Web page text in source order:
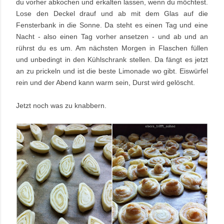
du vorher abkochen und erkalten lassen, wenn du möchtest.
Lose den Deckel drauf und ab mit dem Glas auf die
Fensterbank in die Sonne. Da steht es einen Tag und eine
Nacht - also einen Tag vorher ansetzen - und ab und an
rührst du es um. Am nächsten Morgen in Flaschen füllen
und unbedingt in den Kühlschrank stellen. Da fängt es jetzt
an zu prickeln und ist die beste Limonade wo gibt. Eiswürfel
rein und der Abend kann warm sein, Durst wird gelöscht.
Jetzt noch was zu knabbern.